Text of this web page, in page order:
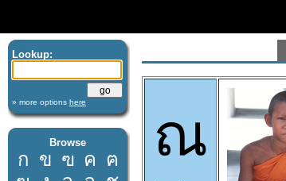
Lookup:
» more options here
Browse
ก ข ฃ ค ฅ
ณ